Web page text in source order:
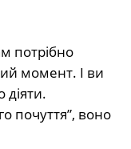
потрібно
момент. І ви
діяти.
почуття”, воно